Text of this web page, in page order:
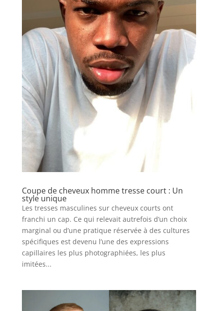
Coupe de cheveux homme tresse court : Un
style unique
Les tresses masculines sur cheveux courts ont
franchi un cap. Ce qui relevait autrefois d’un choix
marginal ou d’une pratique réservée à des cultures
spécifiques est devenu l’une des expressions
capillaires les plus photographiées, les plus
imitées...